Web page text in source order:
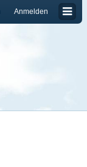
Anmelden